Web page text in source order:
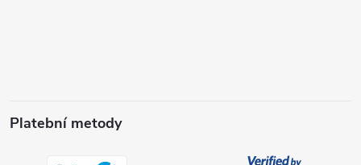
Platební metody